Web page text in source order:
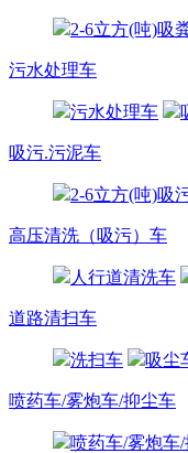
2-6立方(吨)吸
污水处理车
污水处理车
吸污.污泥车
2-6立方(吨)吸
高压清洗（吸污）车
人行道清洗车
道路清扫车
洗扫车 吸尘
喷药车/雾炮车/抑尘车
喷药车/雾炮车